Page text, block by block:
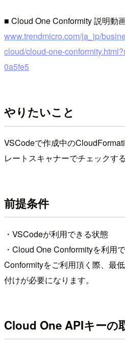
■ Cloud One Conformity 説明動
www.trendmicro.com/ja_jp/
cloud/cloud-one-
0a5fe5
やりたいこと
VSCodeで作成中の
レートスキャナーでチェックする
前提条件
・VSCodeが利用できる状態
・Cloud One Conformityを利用
Conformityをご利用頂く際、最
付けが必要になります。
Cloud One APIキーの